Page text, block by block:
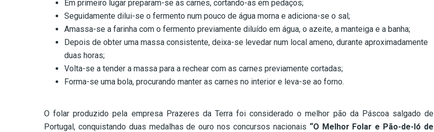
Em primeiro lugar preparam-se as carnes, cortando-as em pedaços;
Seguidamente dilui-se o fermento num pouco de água morna e adiciona-se o sal;
Amassa-se a farinha com o fermento previamente diluído em água, o azeite, a manteiga e a banha;
Depois de obter uma massa consistente, deixa-se levedar num local ameno, durante aproximadamente
duas horas;
Volta-se a tender a massa para a rechear com as carnes previamente cortadas;
Forma-se uma bola, procurando manter as carnes no interior e leva-se ao forno.
O folar produzido pela empresa Prazeres da Terra foi considerado o melhor pão da Páscoa salgado de
Portugal, conquistando duas medalhas de ouro nos concursos nacionais “O Melhor Folar e Pão-de-ló de